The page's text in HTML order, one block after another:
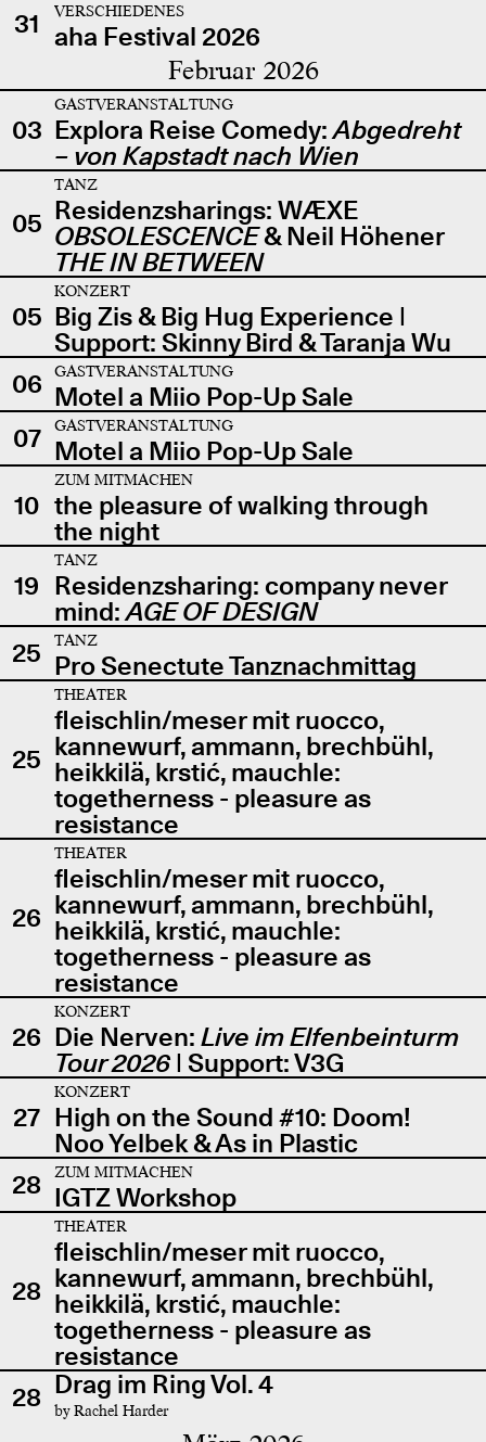
31
VERSCHIEDENES
aha Festival 2026
Februar 2026
03
GASTVERANSTALTUNG
Explora Reise Comedy:Abgedreht
– von Kapstadt nach Wien
05
TANZ
Residenzsharings: WÆXE
OBSOLESCENCE& Neil Höhener
THE IN BETWEEN
05
KONZERT
Big Zis & Big Hug Experience |
Support: Skinny Bird & Taranja Wu
06
GASTVERANSTALTUNG
Motel a Miio Pop-Up Sale
07
GASTVERANSTALTUNG
Motel a Miio Pop-Up Sale
10
ZUM MITMACHEN
the pleasure of walking through
the night
19
TANZ
Residenzsharing: company never
mind:AGE OF DESIGN
25
TANZ
Pro Senectute Tanznachmittag
25
THEATER
fleischlin/meser mit ruocco,
kannewurf, ammann, brechbühl,
heikkilä, krstić, mauchle:
togetherness - pleasure as
resistance
26
THEATER
fleischlin/meser mit ruocco,
kannewurf, ammann, brechbühl,
heikkilä, krstić, mauchle:
togetherness - pleasure as
resistance
26
KONZERT
Die Nerven: Live im Elfenbeinturm
Tour 2026| Support: V3G
27
KONZERT
High on the Sound #10: Doom!
Noo Yelbek & As in Plastic
28
ZUM MITMACHEN
IGTZ Workshop
28
THEATER
fleischlin/meser mit ruocco,
kannewurf, ammann, brechbühl,
heikkilä, krstić, mauchle:
togetherness - pleasure as
resistance
28 Drag im Ring Vol. 4
by Rachel Harder